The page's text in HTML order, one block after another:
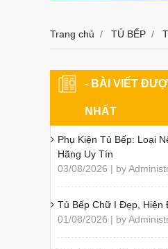
Trang chủ TỦ BẾP
- BÀI VIẾT
NHẤT
Phụ Kiện Tủ Bếp: Loại
Hãng Uy Tín
03/08/2026 | by
Tủ Bếp Chữ I Đẹp, Hiện
01/08/2026 | by